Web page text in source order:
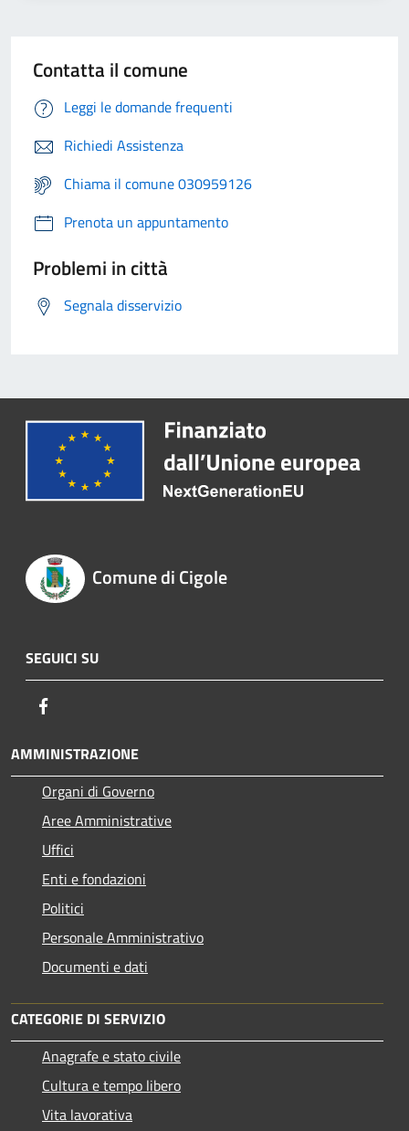
Contatta il comune
Leggi le domande frequenti
Richiedi Assistenza
Chiama il comune 030959126
Prenota un appuntamento
Problemi in città
Segnala disservizio
Comune di Cigole
SEGUICI SU
AMMINISTRAZIONE
Organi di Governo
Aree Amministrative
Uffici
Enti e fondazioni
Politici
Personale Amministrativo
Documenti e dati
CATEGORIE DI SERVIZIO
Anagrafe e stato civile
Cultura e tempo libero
Vita lavorativa